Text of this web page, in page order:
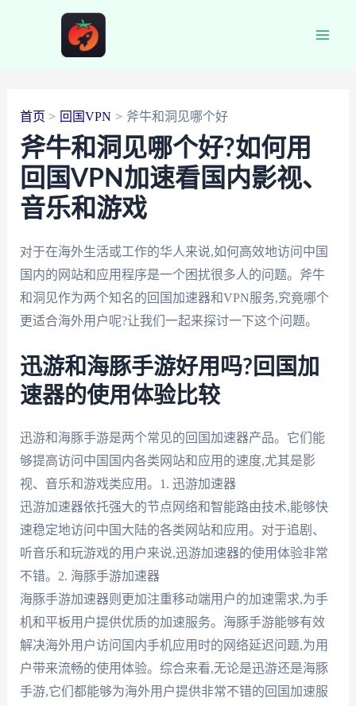
首页 回国VPN 斧牛和洞见哪个好
斧牛和洞见哪个好?如何用
回国VPN加速看国内影视、
音乐和游戏
对于在海外生活或工作的华人来说,如何高效地访问中国
国内的网站和应用程序是一个困扰很多人的问题。斧牛
和洞见作为两个知名的回国加速器和VPN服务,究竟哪个
更适合海外用户呢?让我们一起来探讨一下这个问题。
迅游和海豚手游好用吗?回国加
速器的使用体验比较
迅游和海豚手游是两个常见的回国加速器产品。它们能
够提高访问中国国内各类网站和应用的速度,尤其是影
视、音乐和游戏类应用。1. 迅游加速器
迅游加速器依托强大的节点网络和智能路由技术,能够快
速稳定地访问中国大陆的各类网站和应用。对于追剧、
听音乐和玩游戏的用户来说,迅游加速器的使用体验非常
不错。2. 海豚手游加速器
海豚手游加速器则更加注重移动端用户的加速需求,为手
机和平板用户提供优质的加速服务。海豚手游能够有效
解决海外用户访问国内手机应用时的网络延迟问题,为用
户带来流畅的使用体验。综合来看,无论是迅游还是海豚
手游,它们都能够为海外用户提供非常不错的回国加速服